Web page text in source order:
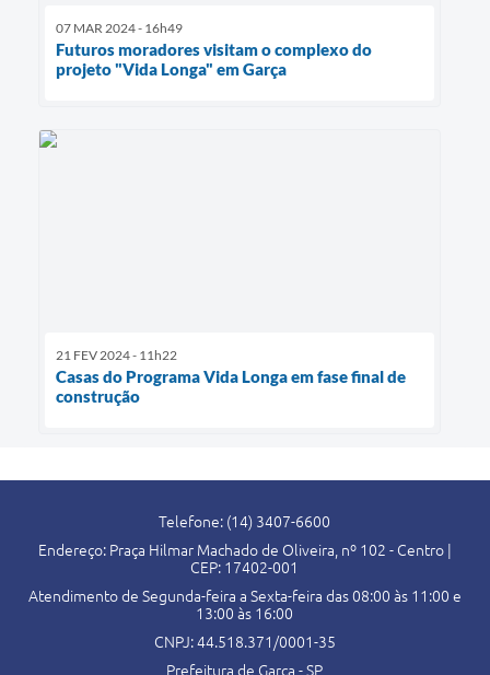
07 MAR 2024 - 16h49
Futuros moradores visitam o complexo do
projeto "Vida Longa" em Garça
21 FEV 2024 - 11h22
Casas do Programa Vida Longa em fase final de
construção
Telefone: (14) 3407-6600
Endereço: Praça Hilmar Machado de Oliveira, nº 102 - Centro |
CEP: 17402-001
Atendimento de Segunda-feira a Sexta-feira das 08:00 às 11:00 e
13:00 às 16:00
CNPJ: 44.518.371/0001-35
Prefeitura de Garça - SP